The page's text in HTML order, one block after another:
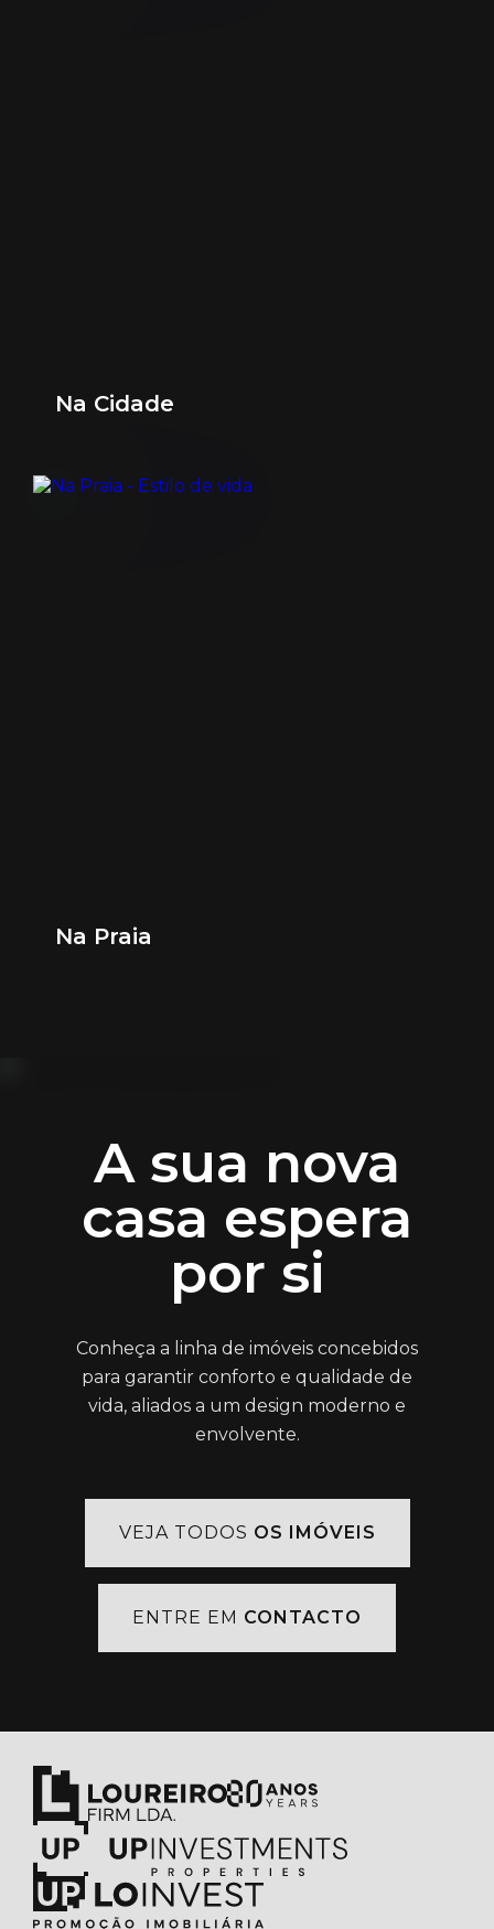
Na Cidade
Na Praia
A sua nova
casa espera
por si
Conheça a linha de imóveis concebidos
para garantir conforto e qualidade de
vida, aliados a um design moderno e
envolvente.
VEJA TODOS OS IMÓVEIS
ENTRE EM CONTACTO